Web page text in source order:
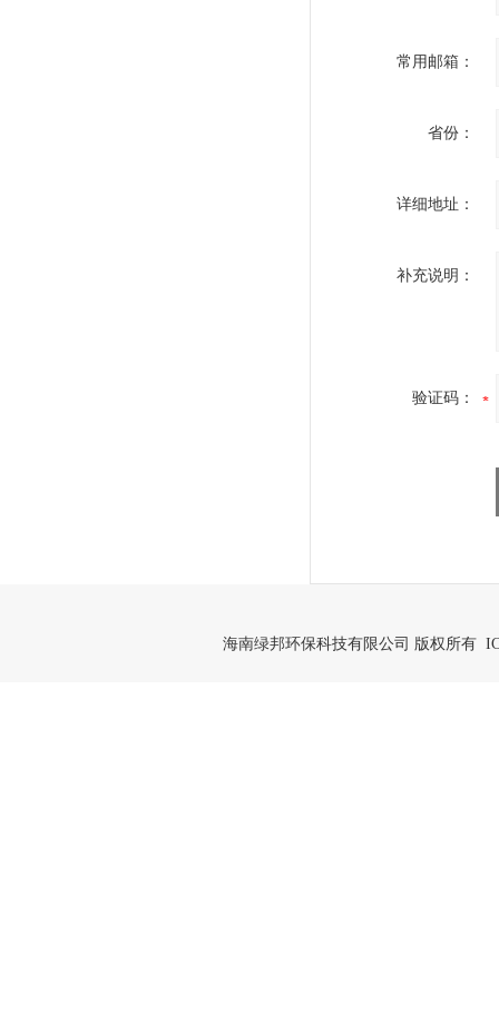
常用邮箱：
省份：
详细地址：
补充说明：
验证码：
海南绿邦环保科技有限公司 版权所有